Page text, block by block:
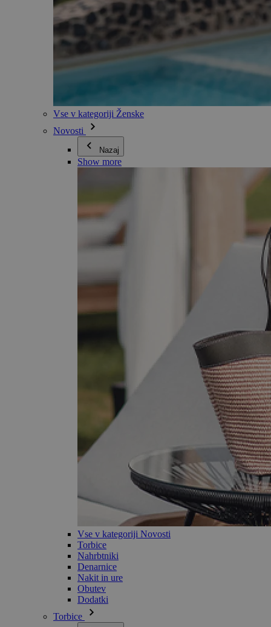
Vse v kategoriji Ženske
Novosti
Nazaj
Show more
Vse v kategoriji Novosti
Torbice
Nahrbtniki
Denarnice
Nakit in ure
Obutev
Dodatki
Torbice